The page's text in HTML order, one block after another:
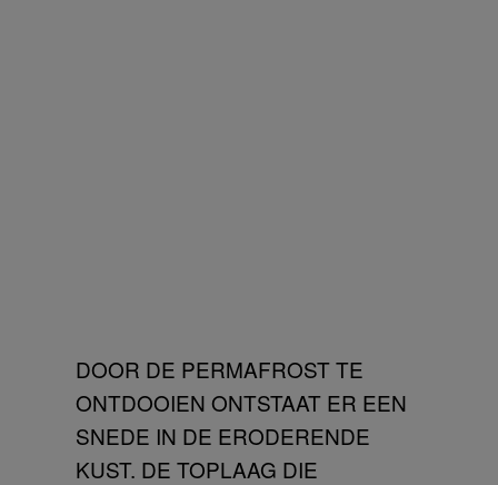
DOOR DE PERMAFROST TE
ONTDOOIEN ONTSTAAT ER EEN
SNEDE IN DE ERODERENDE
KUST. DE TOPLAAG DIE